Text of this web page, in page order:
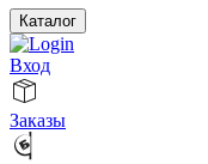
Каталог
Вход
Заказы